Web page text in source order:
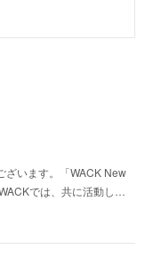
ざいます。「WACK New
では、共に活動し…